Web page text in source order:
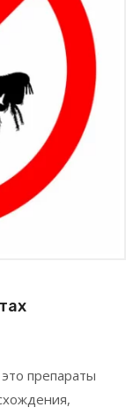
это препараты